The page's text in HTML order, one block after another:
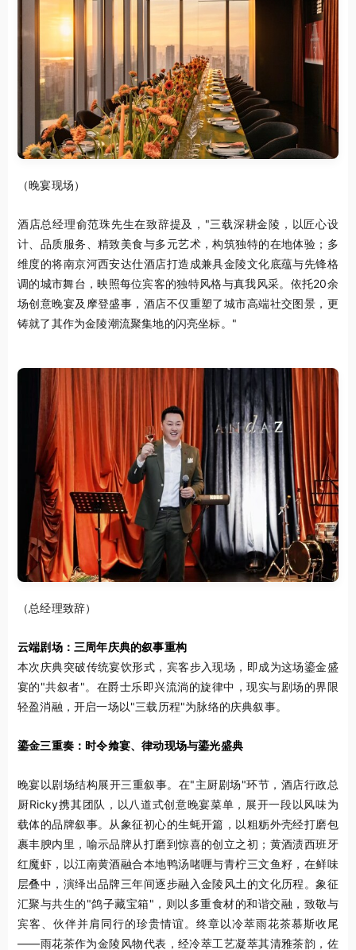
（晚宴现场）
酒店总经理俞范珠先生在致辞提及，"三载深耕金陵，以匠心设
计、品质服务、精致美食与多元艺术，构筑独特的在地体验；多
维度的将南京河西安达仕酒店打造成兼具金陵文化底蕴与先锋格
调的城市舞台，映照每位宾客的独特风格与真我风采。依托20余
场创意晚宴及摩登盛事，酒店不仅重塑了城市高端社交图景，更
铸就了其作为金陵潮流聚集地的闪亮坐标。"
（总经理致辞）
云端剧场：三周年庆典的叙事重构
本次庆典突破传统宴饮形式，宾客步入现场，即成为这场鎏金盛
宴的"共叙者"。在爵士乐即兴流淌的旋律中，现实与剧场的界限
轻盈消融，开启一场以"三载历程"为脉络的庆典叙事。
鎏金三重奏：时令飨宴、律动现场与鎏光盛典
晚宴以剧场结构展开三重叙事。在"主厨剧场"环节，酒店行政总
厨Ricky携其团队，以八道式创意晚宴菜单，展开一段以风味为
载体的品牌叙事。从象征初心的生蚝开篇，以粗粝外壳经打磨包
裹丰腴内里，喻示品牌从打磨到惊喜的创立之初；黄酒渍西班牙
红魔虾，以江南黄酒融合本地鸭汤啫喱与青柠三文鱼籽，在鲜味
层叠中，演绎出品牌三年间逐步融入金陵风土的文化历程。象征
汇聚与共生的"鸽子藏宝箱"，则以多重食材的和谐交融，致敬与
宾客、伙伴并肩同行的珍贵情谊。终章以冷萃雨花茶慕斯收尾
——雨花茶作为金陵风物代表，经冷萃工艺凝萃其清雅茶韵，佐